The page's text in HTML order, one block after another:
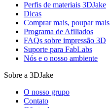
Perfis de materiais 3DJake
Dicas
Comprar mais, poupar mais
Programa de Afiliados
FAQs sobre impressão 3D
Suporte para FabLabs
Nós e o nosso ambiente
Sobre a 3DJake
O nosso grupo
Contato